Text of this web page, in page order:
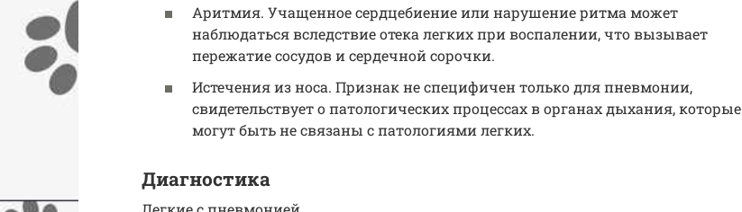
Аритмия. Учащенное сердцебиение или нарушение ритма может
наблюдаться вследствие отека легких при воспалении, что вызывает
пережатие сосудов и сердечной сорочки.
Истечения из носа. Признак не специфичен только для пневмонии,
свидетельствует о патологических процессах в органах дыхания, которые
могут быть не связаны с патологиями легких.
Диагностика